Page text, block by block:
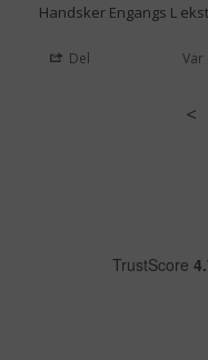
Handsker Engangs L
Del
<